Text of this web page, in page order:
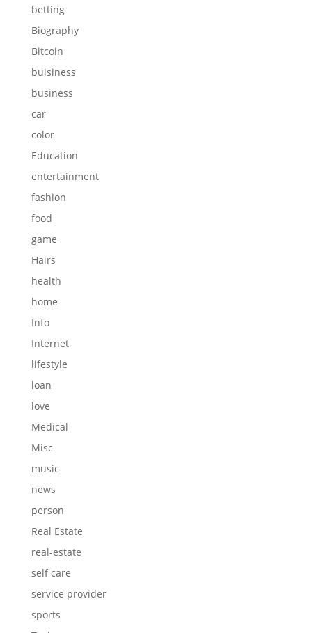
betting
Biography
Bitcoin
buisiness
business
car
color
Education
entertainment
fashion
food
game
Hairs
health
home
Info
Internet
lifestyle
loan
love
Medical
Misc
music
news
person
Real Estate
real-estate
self care
service provider
sports